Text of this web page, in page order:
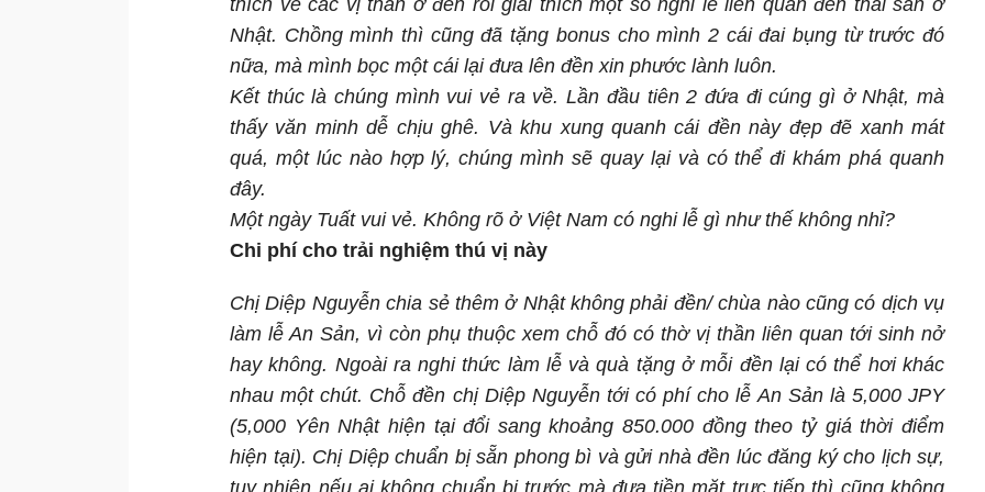
thích về các vị thần ở đền rồi giải thích một số nghi lễ liên quan đến thai sản ở
Nhật. Chồng mình thì cũng đã tặng bonus cho mình 2 cái đai bụng từ trước đó
nữa, mà mình bọc một cái lại đưa lên đền xin phước lành luôn.
Kết thúc là chúng mình vui vẻ ra về. Lần đầu tiên 2 đứa đi cúng gì ở Nhật, mà
thấy văn minh dễ chịu ghê. Và khu xung quanh cái đền này đẹp đẽ xanh mát
quá, một lúc nào hợp lý, chúng mình sẽ quay lại và có thể đi khám phá quanh
đây.
Một ngày Tuất vui vẻ. Không rõ ở Việt Nam có nghi lễ gì như thế không nhỉ?
Chi phí cho trải nghiệm thú vị này
Chị Diệp Nguyễn chia sẻ thêm ở Nhật không phải đền/ chùa nào cũng có dịch vụ
làm lễ An Sản, vì còn phụ thuộc xem chỗ đó có thờ vị thần liên quan tới sinh nở
hay không. Ngoài ra nghi thức làm lễ và quà tặng ở mỗi đền lại có thể hơi khác
nhau một chút. Chỗ đền chị Diệp Nguyễn tới có phí cho lễ An Sản là 5,000 JPY
(5,000 Yên Nhật hiện tại đổi sang khoảng 850.000 đồng theo tỷ giá thời điểm
hiện tại). Chị Diệp chuẩn bị sẵn phong bì và gửi nhà đền lúc đăng ký cho lịch sự,